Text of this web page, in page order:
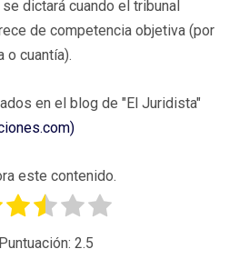
dictará cuando el tribunal
de competencia objetiva (por
o cuantía).
en el blog de "El Juridista"
este contenido.
Puntuación: 2.5